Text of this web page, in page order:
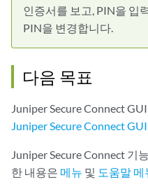
인증서를 보고, PIN을 입
PIN을 변경합니다.
다음 목표
Juniper Secure Connect
Juniper Secure Connect
Juniper Secure Connect 기
한 내용은 메뉴 및 도움말 메